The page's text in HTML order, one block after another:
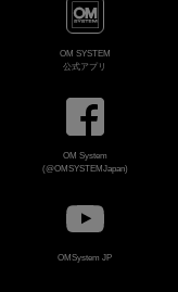
OM SYSTEM
公式アプリ
OM System
(@OMSYSTEMJapan)
OMSystem JP